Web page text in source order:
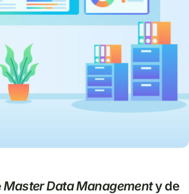
Master Data Managementy de